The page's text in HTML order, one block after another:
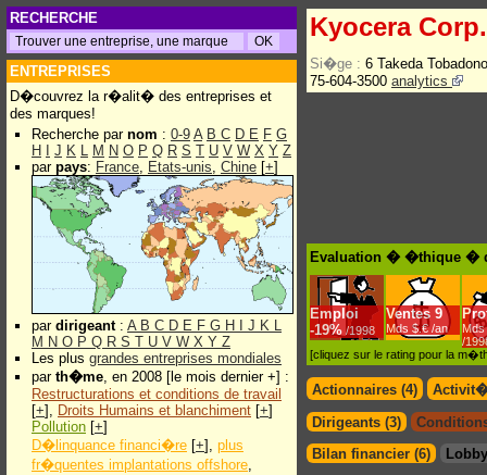
RECHERCHE
ENTREPRISES
D�couvrez la r�alit� des entreprises et
des marques!
Recherche par nom : 0-9 A B C D E F G
H
J K L M N O P Q R S T U V W X Y Z
par pays: France, Etats-unis, Chine [+]
par dirigeant: A B C D E F G H J K L
M N O P Q R S T U V W X Y Z
Les plus grandes entreprises mondiales
par th�me, en 2008 [le mois dernier +] :
Restructurations et conditions de travail
[+], Droits Humains et blanchiment [+]
Pollution [+]
D�linquance financi�re [+], plus
fr�quentes implantations offshore,
Kyocera Corp.
Si�ge : 6 Takeda
75-604-3500 analytics
Evaluation � �thique �
Emploi
-19% /1998
Ventes 9
Mds $.€ /an
/
[cliquez sur le rating pour la
Actionnaires (4)
Dirigeants (3)
Bilan financier (6)